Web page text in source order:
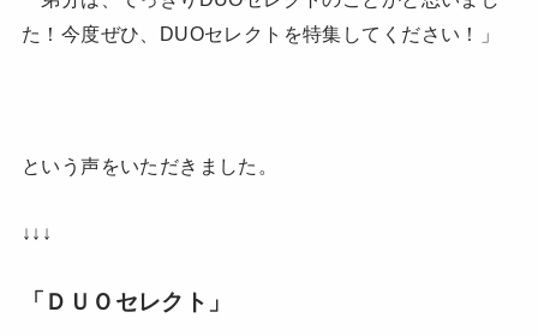
た！今度ぜひ、DUOセレクトを特集してください！」
という声をいただきました。
↓↓↓
「ＤＵＯセレクト」